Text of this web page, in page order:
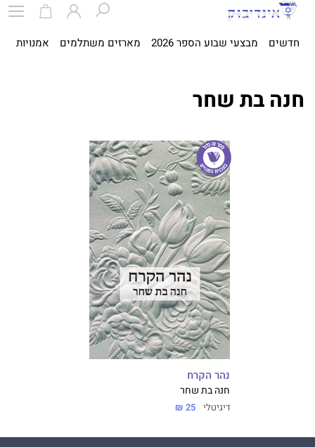
חדשים מבצעי שבוע הספר 2026 מארזים משתלמים אמנויות
חנה בת שחר
נהר הקרח
חנה בת שחר
דיגיטלי 25 ₪